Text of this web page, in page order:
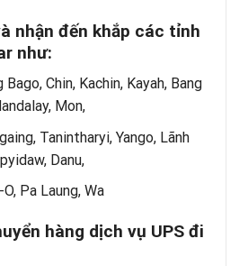
nhận đến khắp các tỉnh
như:
Chin, Kachin, Kayah, Bang
Mon,
Tanintharyi, Yango, Lãnh
Danu,
Pa Laung, Wa
hàng dịch vụ UPS đi